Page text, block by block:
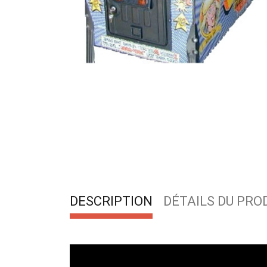
DESCRIPTION DÉTAILS DU